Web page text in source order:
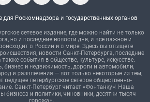
для Роскомнадзора и государственных органов
сетевое издание, где можно найти не только
но и последние новости дня, и все важное и
в России и в мире. Здесь вы отыщете
новости Санкт-Петербурга, последние
также события в обществе, культуре, искусстве.
бизнес и недвижимость, дороги и автомобили,
и развлечения — вот только некоторые из тем,
ведущее петербургское сетевое общественно-
Санкт-Петербург читает «Фонтанку»! Наша
бизнеса и политики, чиновники, десятки тысяч
горожан.